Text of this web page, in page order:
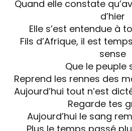
Quand elle constate
d’hier
Elle s’est entendue à
Fils d’Afrique, il est
sense
Que le peuple
Reprend les rennes des
Aujourd’hui tout n’est
Regarde tes
Aujourd’hui le sang